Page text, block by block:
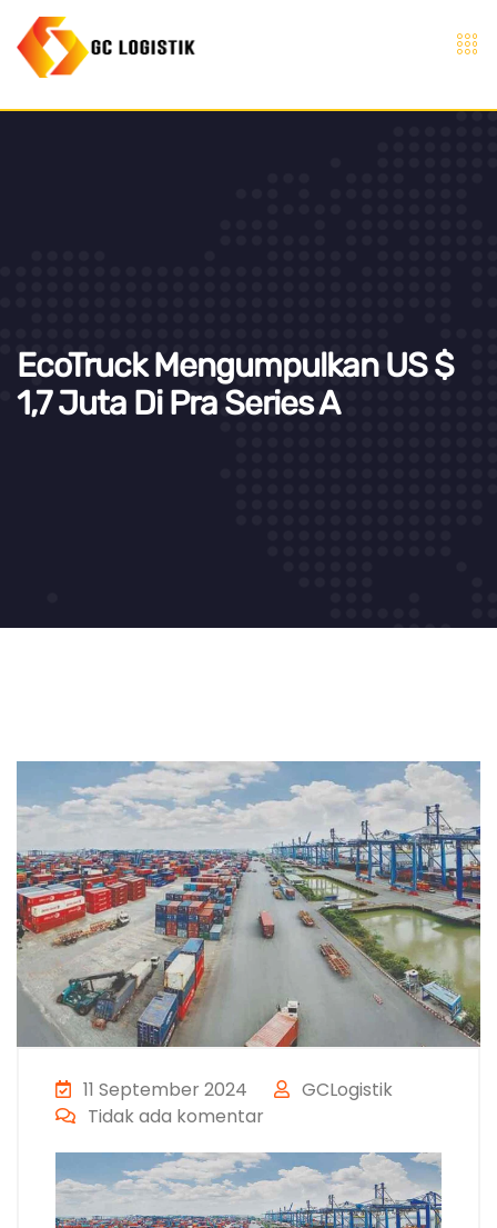
EcoTruck Mengumpulkan US $
1,7 Juta Di Pra Series A
11 September 2024
GCLogistik
Tidak ada komentar